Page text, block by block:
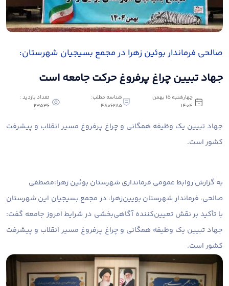
صالحی فرماندار بوئین زهرا در مجمع بسیجیان شهرستان:
جهاد تبیین چراغ پرفروغ حرکت جامعه است
چهارشنبه 15 بهمن
1404
شناسه مطلب:
4806285
تعداد بازدید :
23536
جهاد تبیین یک وظیفه همگانی و چراغ پرفروغ مسیر انقلاب و پیشرفت
کشور است.
به گزارش روابط عمومی فرمانداری شهرستان بوئین زهرا؛مصطفی
صالحی، فرماندار شهرستان بویین‌زهرا، در مجمع بسیجیان این شهرستان
با تأکید بر نقش تعیین‌کننده آگاهی‌بخشی در شرایط امروز جامعه گفت:
جهاد تبیین یک وظیفه همگانی و چراغ پرفروغ مسیر انقلاب و پیشرفت
کشور است.